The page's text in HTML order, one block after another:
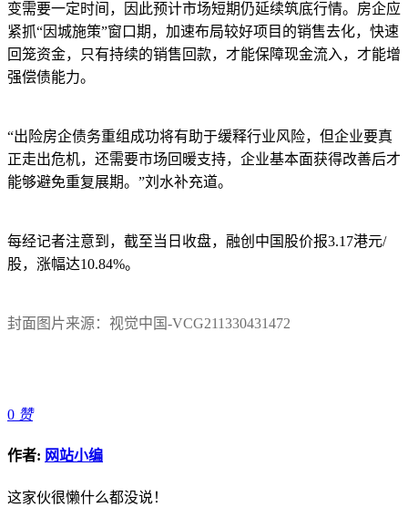
变需要一定时间，因此预计市场短期仍延续筑底行情。房企应
紧抓“因城施策”窗口期，加速布局较好项目的销售去化，快速
回笼资金，只有持续的销售回款，才能保障现金流入，才能增
强偿债能力。
“出险房企债务重组成功将有助于缓释行业风险，但企业要真
正走出危机，还需要市场回暖支持，企业基本面获得改善后才
能够避免重复展期。”刘水补充道。
每经记者注意到，截至当日收盘，融创中国股价报3.17港元/
股，涨幅达10.84%。
封面图片来源：视觉中国-VCG211330431472
0 赞
作者: 网站小编
这家伙很懒什么都没说！